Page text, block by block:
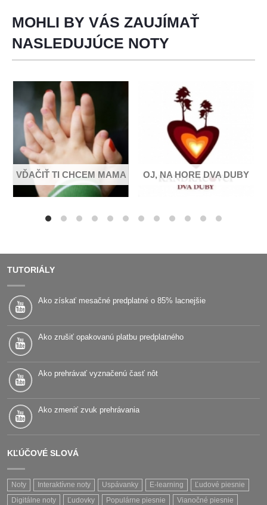
3.
[:Tekla voda podle mlýna,
a tá milá rozmarynka
na kolo se chytila.:]
MOHLI BY VÁS ZAUJÍMAŤ
NASLEDUJÚCE NOTY
VĎAČIŤ TI CHCEM MAMA OJ, NA HORE DVA DUBY
TUTORIÁLY
Ako získať mesačné predplatné o 85% lacnejšie
Ako zrušiť opakovanú platbu predplatného
Ako prehrávať vyznačenú časť nôt
Ako zmeniť zvuk prehrávania
KĽÚČOVÉ SLOVÁ
Noty Interaktívne noty Uspávanky E-learning
Ľudové piesnie
Digitálne noty
Ľudovky Populárne piesnie
Vianočné piesnie